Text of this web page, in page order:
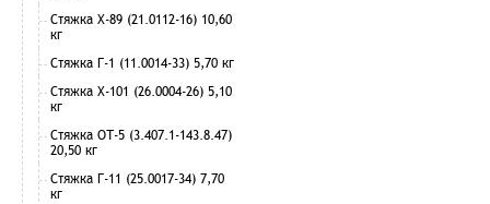
Стяжка Х-89 (21.0112-16) 10,60
кг
Стяжка Г-1 (11.0014-33) 5,70 кг
Стяжка Х-101 (26.0004-26) 5,10
кг
Стяжка ОТ-5 (3.407.1-143.8.47)
20,50 кг
Стяжка Г-11 (25.0017-34) 7,70
кг